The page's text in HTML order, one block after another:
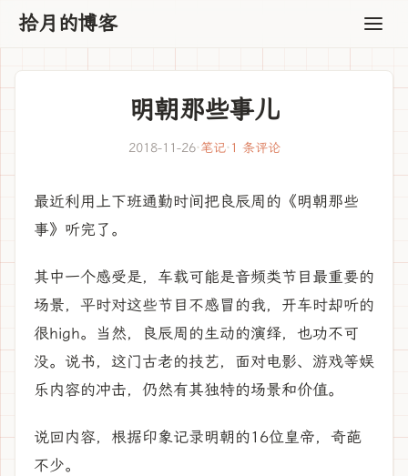
拾月的博客
明朝那些事儿
2018-11-26·笔记· 1 条评论
最近利用上下班通勤时间把良辰周的《明朝那些
事》听完了。
其中一个感受是，车载可能是音频类节目最重要的
场景，平时对这些节目不感冒的我，开车时却听的
很high。当然，良辰周的生动的演绎，也功不可
没。说书，这门古老的技艺，面对电影、游戏等娱
乐内容的冲击，仍然有其独特的场景和价值。
说回内容，根据印象记录明朝的16位皇帝，奇葩
不少。